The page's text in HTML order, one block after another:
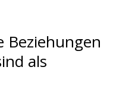
Beziehungen
als